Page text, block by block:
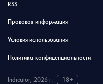
RSS
Правовая информация
Условия использования
Политика конфиденциальности
Indicator, 2026 г. 18+